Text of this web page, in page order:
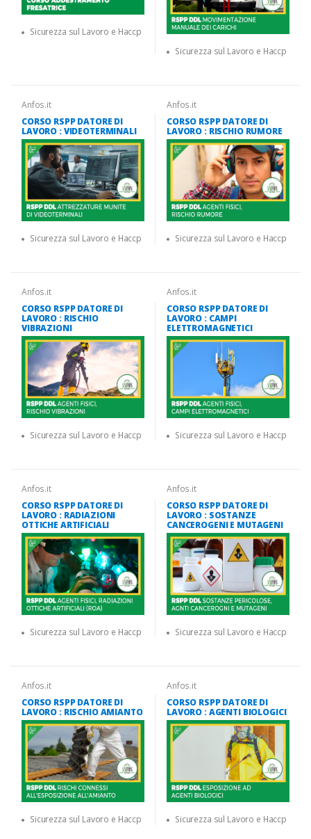
Sicurezza sul Lavoro e Haccp
Sicurezza sul Lavoro e Haccp
Anfos.it
CORSO RSPP DATORE DI
LAVORO : VIDEOTERMINALI
Sicurezza sul Lavoro e Haccp
Anfos.it
CORSO RSPP DATORE DI
LAVORO : RISCHIO RUMORE
Sicurezza sul Lavoro e Haccp
Anfos.it
CORSO RSPP DATORE DI
LAVORO : RISCHIO
VIBRAZIONI
Sicurezza sul Lavoro e Haccp
Anfos.it
CORSO RSPP DATORE DI
LAVORO : CAMPI
ELETTROMAGNETICI
Sicurezza sul Lavoro e Haccp
Anfos.it
CORSO RSPP DATORE DI
LAVORO : RADIAZIONI
OTTICHE ARTIFICIALI
Sicurezza sul Lavoro e Haccp
Anfos.it
CORSO RSPP DATORE DI
LAVORO : SOSTANZE
CANCEROGENI E MUTAGENI
Sicurezza sul Lavoro e Haccp
Anfos.it
CORSO RSPP DATORE DI
LAVORO : RISCHIO AMIANTO
Sicurezza sul Lavoro e Haccp
Anfos.it
CORSO RSPP DATORE DI
LAVORO : AGENTI BIOLOGICI
Sicurezza sul Lavoro e Haccp